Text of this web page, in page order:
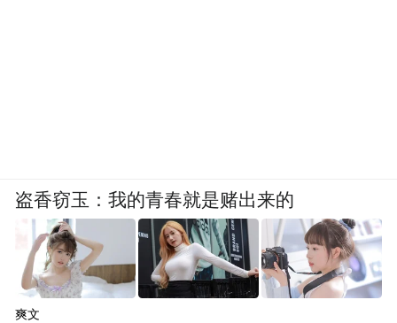
盗香窃玉：我的青春就是赌出来的
爽文